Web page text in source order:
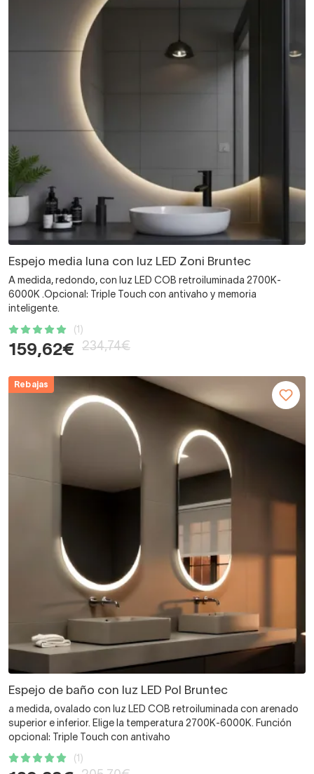
Espejo media luna con luz LED Zoni Bruntec
A medida, redondo, con luz LED COB retroiluminada 2700K-
6000K .Opcional: Triple Touch con antivaho y memoria
inteligente.
(1)
159,62€ 234,74€
Rebajas
Espejo de baño con luz LED Pol Bruntec
a medida, ovalado con luz LED COB retroiluminada con arenado
superior e inferior. Elige la temperatura 2700K-6000K. Función
opcional: Triple Touch con antivaho
(1)